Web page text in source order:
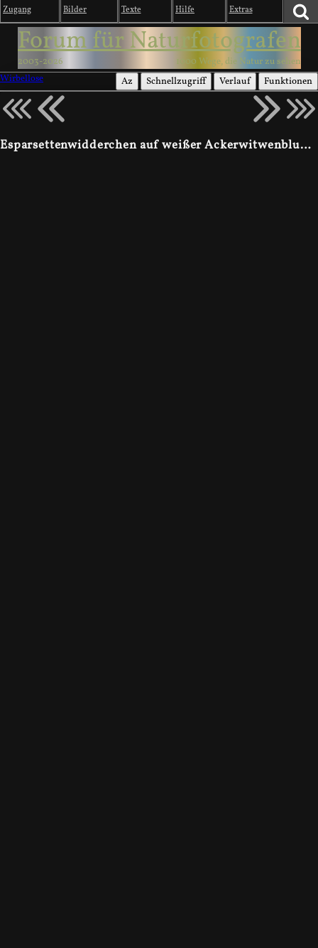
Zugang Bilder Texte Hilfe Extras
Forum für Naturfotografen
2003-2026
1000 Wege, die Natur zu sehen
Wirbellose
Az Schnellzugriff Verlauf Funktionen
Esparsettenwidderchen auf weißer Ackerwitwenblume